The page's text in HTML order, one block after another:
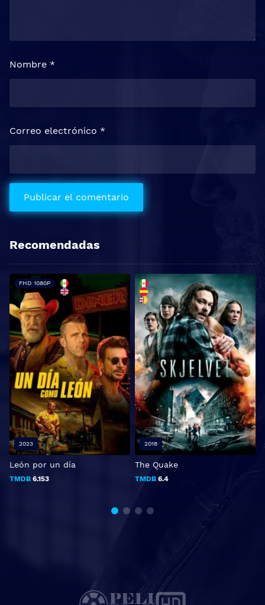
Nombre *
Correo electrónico *
Recomendadas
León por un día
TMDB 6.153
FHD 1080P
2023
The Quake
TMDB 6.4
2018